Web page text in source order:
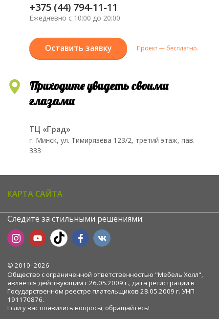
+375 (44) 794-11-11
Ежедневно с 10:00 до 20:00
Оставить заявку Проект — бесплатно.
Приходите увидеть своими
глазами
ТЦ «Град»
г. Минск, ул. Тимирязева 123/2, третий этаж, пав.
333
КАРТА САЙТА
Следите за стильными решениями:
© 2010–2026
Общество с ограниченной ответственностью "Мебель Холл",
является действующим с 26.05.2009 г., дата регистрации в
Государственном реестре плательщиков 28.05.2009 г. УНП
191170876.
Если у вас появились вопросы, обращайтесь!